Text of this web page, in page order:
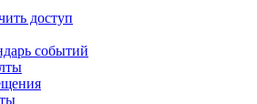
7-дневный
глобальную базу данных
доступ